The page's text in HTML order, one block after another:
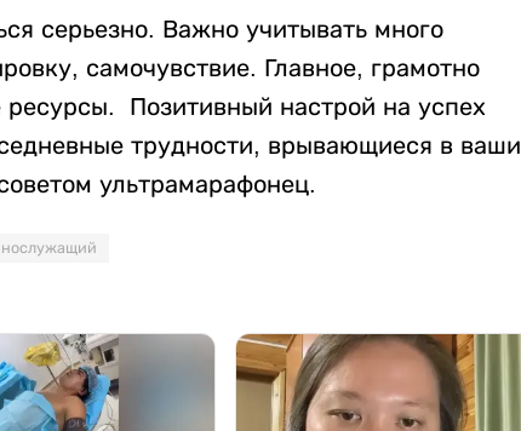
серьезно. Важно учитывать много
самочувствие. Главное, грамотно
ресурсы. Позитивный настрой на успех
трудности, врывающиеся в ваши
ультрамарафонец.